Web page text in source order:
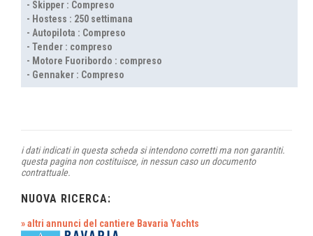
- Skipper : Compreso
- Hostess : 250 settimana
- Autopilota : Compreso
- Tender : compreso
- Motore Fuoribordo : compreso
- Gennaker : Compreso
i dati indicati in questa scheda si intendono corretti ma non garantiti.
questa pagina non costituisce, in nessun caso un documento
contrattuale.
NUOVA RICERCA:
» altri annunci del cantiere Bavaria Yachts